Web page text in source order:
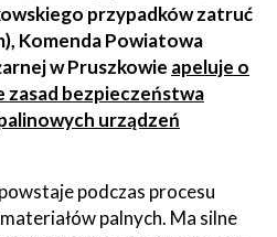
przypadków zatruć
Komenda Powiatowa
w Pruszkowie apeluje o
zasad bezpieczeństwa
urządzeń
podczas procesu
palnych. Ma silne